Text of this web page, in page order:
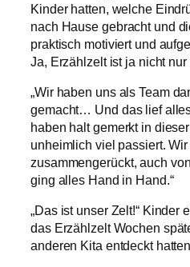
Kinder hatten, welche
nach Hause gebracht und
praktisch motiviert und
Ja, Erzählzelt ist ja nicht nur
„Wir haben uns als Team
gemacht… Und das lief
haben halt gemerkt in
unheimlich viel passiert.
zusammengerückt, auch
ging alles Hand in Hand.“
„Das ist unser Zelt!“ Kinder
das Erzählzelt Wochen
anderen Kita entdeckt